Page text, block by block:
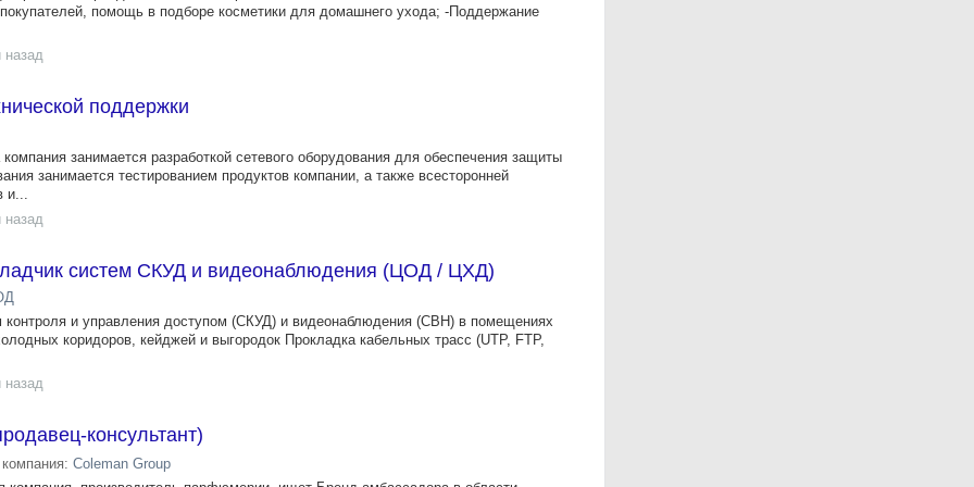
помощь в подборе косметики для домашнего ухода; -Поддержание
назад
поддержки
занимается разработкой сетевого оборудования для обеспечения защиты
занимается тестированием продуктов компании, а также всесторонней
и...
назад
систем СКУД и видеонаблюдения (ЦОД / ЦХД)
контроля и управления доступом (СКУД) и видеонаблюдения (СВН) в помещениях
коридоров, кейджей и выгородок Прокладка кабельных трасс (UTP, FTP,
назад
консультант)
компания: Coleman Group